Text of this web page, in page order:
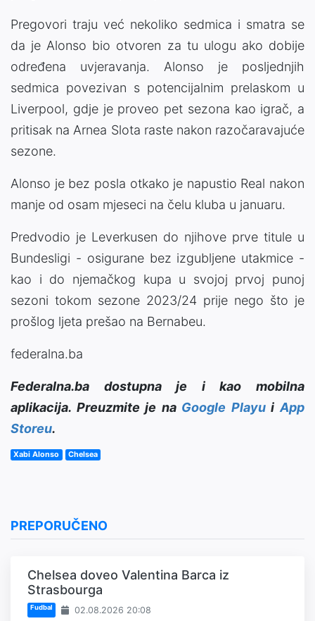
Pregovori traju već nekoliko sedmica i smatra se
da je Alonso bio otvoren za tu ulogu ako dobije
određena uvjeravanja. Alonso je posljednjih
sedmica povezivan s potencijalnim prelaskom u
Liverpool, gdje je proveo pet sezona kao igrač, a
pritisak na Arnea Slota raste nakon razočaravajuće
sezone.
Alonso je bez posla otkako je napustio Real nakon
manje od osam mjeseci na čelu kluba u januaru.
Predvodio je Leverkusen do njihove prve titule u
Bundesligi - osigurane bez izgubljene utakmice -
kao i do njemačkog kupa u svojoj prvoj punoj
sezoni tokom sezone 2023/24 prije nego što je
prošlog ljeta prešao na Bernabeu.
federalna.ba
Federalna.ba dostupna je i kao mobilna
aplikacija. Preuzmite je na Google PlayuiApp
Storeu.
Xabi Alonso Chelsea
PREPORUČENO
Chelsea doveo Valentina Barca iz
Strasbourga
Fudbal 02.08.2026 20:08